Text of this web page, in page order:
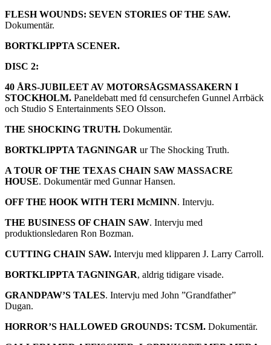
FLESH WOUNDS: SEVEN STORIES OF THE SAW.
Dokumentär.
BORTKLIPPTA SCENER.
DISC 2:
40 ÅRS-JUBILEET AV MOTORSÅGSMASSAKERN I
STOCKHOLM. Paneldebatt med fd censurchefen Gunnel Arrbäck
och Studio S Entertainments SEO Olsson.
THE SHOCKING TRUTH. Dokumentär.
BORTKLIPPTA TAGNINGAR ur The Shocking Truth.
A TOUR OF THE TEXAS CHAIN SAW MASSACRE
HOUSE. Dokumentär med Gunnar Hansen.
OFF THE HOOK WITH TERI McMINN. Intervju.
THE BUSINESS OF CHAIN SAW. Intervju med
produktionsledaren Ron Bozman.
CUTTING CHAIN SAW. Intervju med klipparen J. Larry Carroll.
BORTKLIPPTA TAGNINGAR, aldrig tidigare visade.
GRANDPAW’S TALES. Intervju med John ”Grandfather”
Dugan.
HORROR’S HALLOWED GROUNDS: TCSM. Dokumentär.